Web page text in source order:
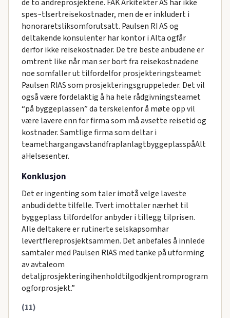
de to andreprosjektene. FAK Arkitekter AS har ikke
spes~tIsertreisekostnader, men de er inkludert i
honoraretsliksomforutsatt. Paulsen RI AS og
deltakende konsulenter har kontor i Alta ogfår
derfor ikke reisekostnader. De tre beste anbudene er
omtrent like når man ser bort fra reisekostnadene
noe somfaller ut tilfordelfor prosjekteringsteamet
Paulsen RIAS som prosjekteringsgruppeleder. Det vil
også være fordelaktig å ha hele rådgivningsteamet
“på byggeplassen” da terskelenfor å møte opp vil
være lavere enn for firma som må avsette reisetid og
kostnader. Samtlige firma som deltar i
teamethargangavstandfraplanlagtbyggeplasspåAlt
aHelsesenter.
Konklusjon
Det er ingenting som taler imotå velge laveste
anbudi dette tilfelle. Tvert imottaler nærhet til
byggeplass tilfordelfor anbyder i tillegg tilprisen.
Alle deltakere er rutinerte selskapsomhar
levertflereprosjektsammen. Det anbefales å innlede
samtaler med Paulsen RIAS med tanke på utforming
av avtaleom
detaljprosjekteringihenholdtilgodkjentromprogram
ogforprosjekt.”
(11)